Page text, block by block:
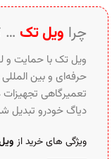
چرا ویل تک …
ویل تک با حمایت و
حرفه‌ای و بین‌
تعمیرگاهی
دیاگ خودرو تبدیل
ویژگی های خرید از